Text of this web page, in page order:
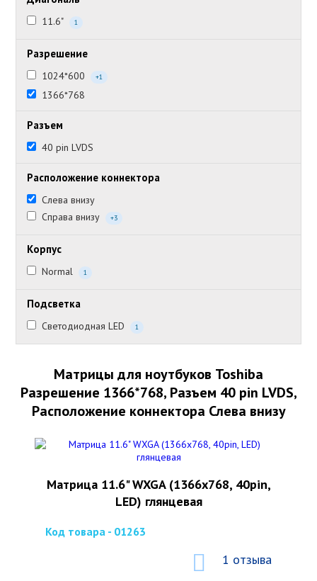
11.6" 1
Разрешение
1024*600 +1
1366*768
Разъем
40 pin LVDS
Расположение коннектора
Слева внизу
Справа внизу
+3
Корпус
Normal 1
Подсветка
Светодиодная LED 1
Матрицы для ноутбуков Toshiba
Разрешение 1366*768, Разъем 40 pin LVDS,
Расположение коннектора Слева внизу
Матрица 11.6" WXGA (1366x768, 40pin,
LED) глянцевая
Код товара - 01263
1 отзыва